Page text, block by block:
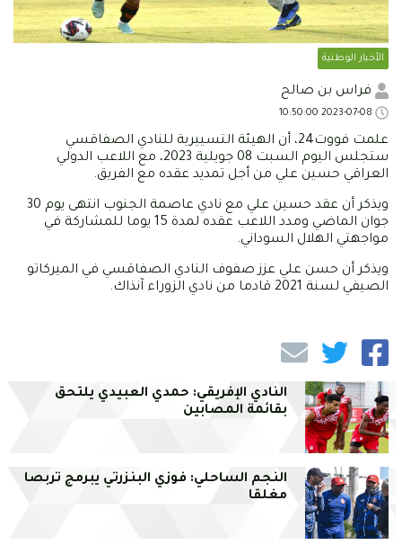
الأخبار الوطنية
فراس بن صالح
علمت فووت24، أن الهيئة التسييرية للنادي الصفاقسي
ستجلس اليوم السبت 08 جويلية 2023، مع اللاعب الدولي
العراقي حسين علي من أجل تمديد عقده مع الفريق.
ويذكر أن عقد حسين علي مع نادي عاصمة الجنوب انتهى يوم 30
جوان الماضي ومدد اللاعب عقده لمدة 15 يوما للمشاركة في
مواجهتي الهلال السوداني.
ويذكر أن حسن علي عزز صفوف النادي الصفاقسي في الميركاتو
الصيفي لسنة 2021 قادما من نادي الزوراء آنذاك.
النادي الإفريقي: حمدي العبيدي يلتحق
بقائمة المصابين
النجم الساحلي: فوزي البنزرتي يبرمج تربصا
مغلقا